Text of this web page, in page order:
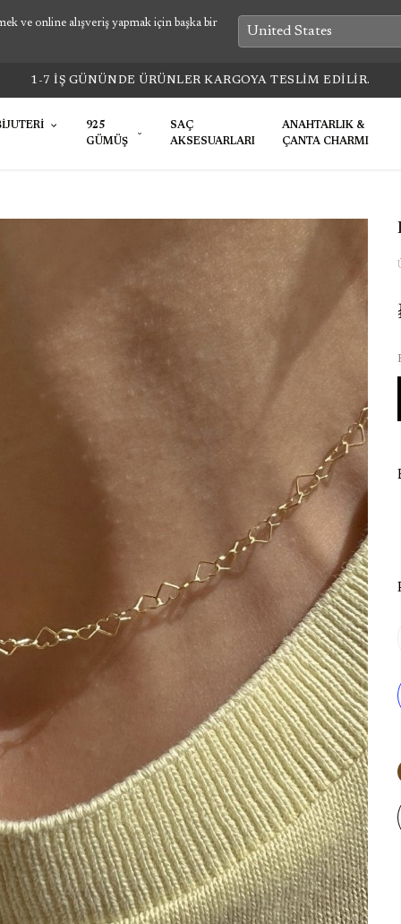
ve online alışveriş yapmak için başka bir
1-7 İŞ GÜNÜNDE ÜRÜNLER KARGOYA TESLİM EDİLİR.
925
GÜMÜŞ
SAÇ
AKSESUARLARI
ANAHTARLIK &
ÇANTA CHARMI